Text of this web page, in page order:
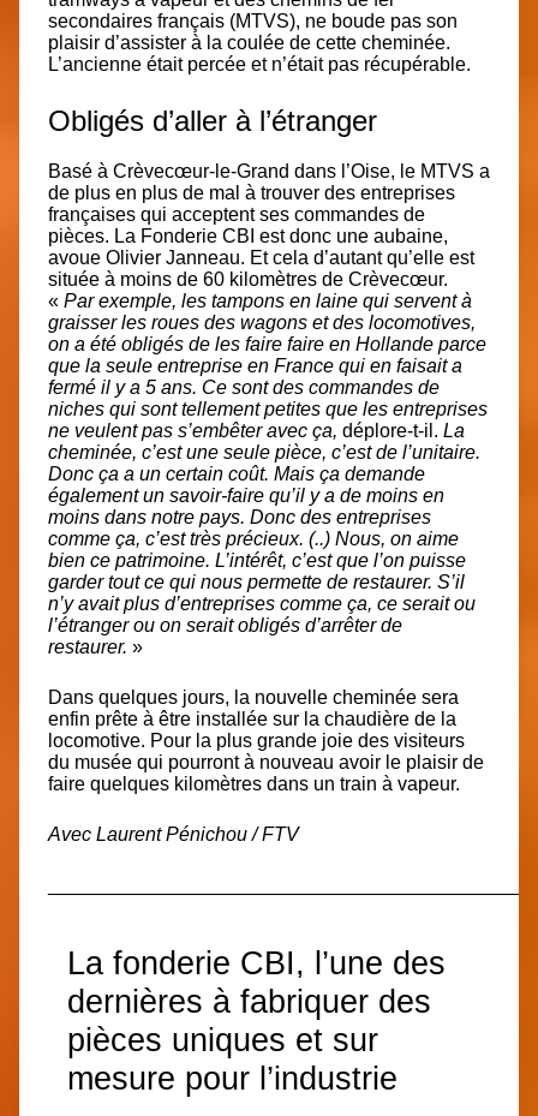
secondaires français (MTVS), ne boude pas son
plaisir d’assister à la coulée de cette cheminée.
L’ancienne était percée et n’était pas récupérable.
Obligés d’aller à l’étranger
Basé à Crèvecœur-le-Grand dans l’Oise, le MTVS a
de plus en plus de mal à trouver des entreprises
françaises qui acceptent ses commandes de
pièces. La Fonderie CBI est donc une aubaine,
avoue Olivier Janneau. Et cela d’autant qu’elle est
située à moins de 60 kilomètres de Crèvecœur.
« Par exemple, les tampons en laine qui servent à
graisser les roues des wagons et des locomotives,
on a été obligés de les faire faire en Hollande parce
que la seule entreprise en France qui en faisait a
fermé il y a 5 ans. Ce sont des commandes de
niches qui sont tellement petites que les entreprises
ne veulent pas s’embêter avec ça, déplore-t-il. La
cheminée, c’est une seule pièce, c’est de l’unitaire.
Donc ça a un certain coût. Mais ça demande
également un savoir-faire qu’il y a de moins en
moins dans notre pays. Donc des entreprises
comme ça, c’est très précieux. (..) Nous, on aime
bien ce patrimoine. L’intérêt, c’est que l’on puisse
garder tout ce qui nous permette de restaurer. S’il
n’y avait plus d’entreprises comme ça, ce serait ou
l’étranger ou on serait obligés d’arrêter de
restaurer. »
Dans quelques jours, la nouvelle cheminée sera
enfin prête à être installée sur la chaudière de la
locomotive. Pour la plus grande joie des visiteurs
du musée qui pourront à nouveau avoir le plaisir de
faire quelques kilomètres dans un train à vapeur.
Avec Laurent Pénichou / FTV
La fonderie CBI, l’une des
dernières à fabriquer des
pièces uniques et sur
mesure pour l’industrie